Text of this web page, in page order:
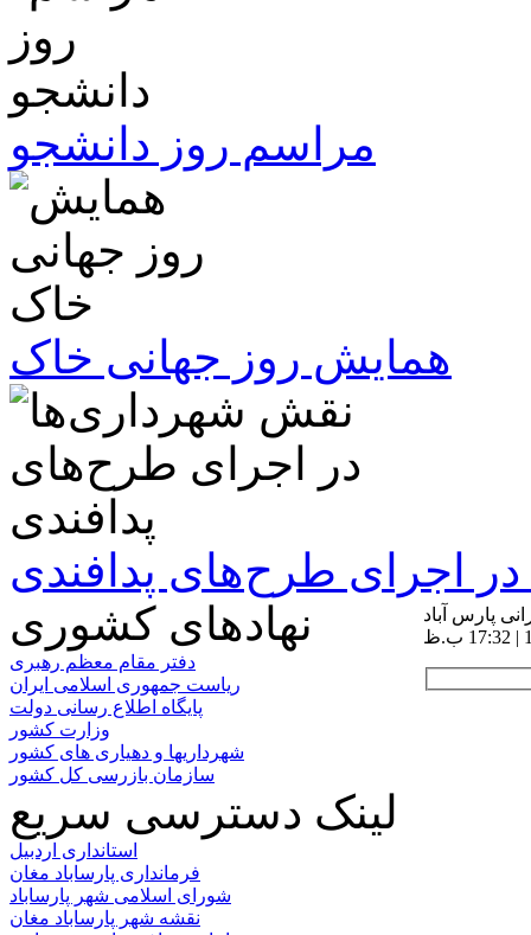
مراسم روز دانشجو
همایش روز جهانی خاک
اجرای طرح‌های پدافندی
پارس آباد نهادهای کشوری
دفتر مقام معظم رهبری
ریاست جمهوری اسلامی ایران
پایگاه اطلاع رسانی دولت
وزارت کشور
شهرداریها و دهیاری های کشور
سازمان بازرسی کل کشور
لینک دسترسی سریع
استانداری اردبیل
فرمانداری پارساباد مغان
شورای اسلامی شهر پارساباد
نقشه شهر پارساباد مغان